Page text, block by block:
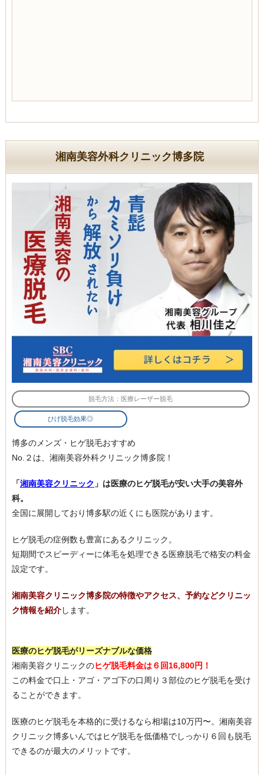
湘南美容外科クリニック博多院
脱毛方法：医療レーザー脱毛
ひげ脱毛効果◎
博多のメンズ・ヒゲ脱毛おすすめ
No.２は、湘南美容外科クリニック博多院！
「湘南美容クリニック 」は医療のヒゲ脱毛が安い大手の美容外
科。
全国に展開しており博多駅の近くにも医院があります。
ヒゲ脱毛の症例数も豊富にあるクリニック。
短期間でスピーディーに体毛を処理できる医療脱毛で格安の料金
設定です。
湘南美容クリニック博多院の特徴やアクセス、予約などクリニッ
ク情報を紹介します。
医療のヒゲ脱毛がリーズナブルな価格
湘南美容クリニックのヒゲ脱毛料金は６回16,800円！
この料金で口上・アゴ・アゴ下の口周り３部位のヒゲ脱毛を受け
ることができます。
医療のヒゲ脱毛を本格的に受けるなら相場は10万円〜。湘南美容
クリニック博多いんではヒゲ脱毛を低価格でしっかり６回も脱毛
できるのが最大のメリットです。